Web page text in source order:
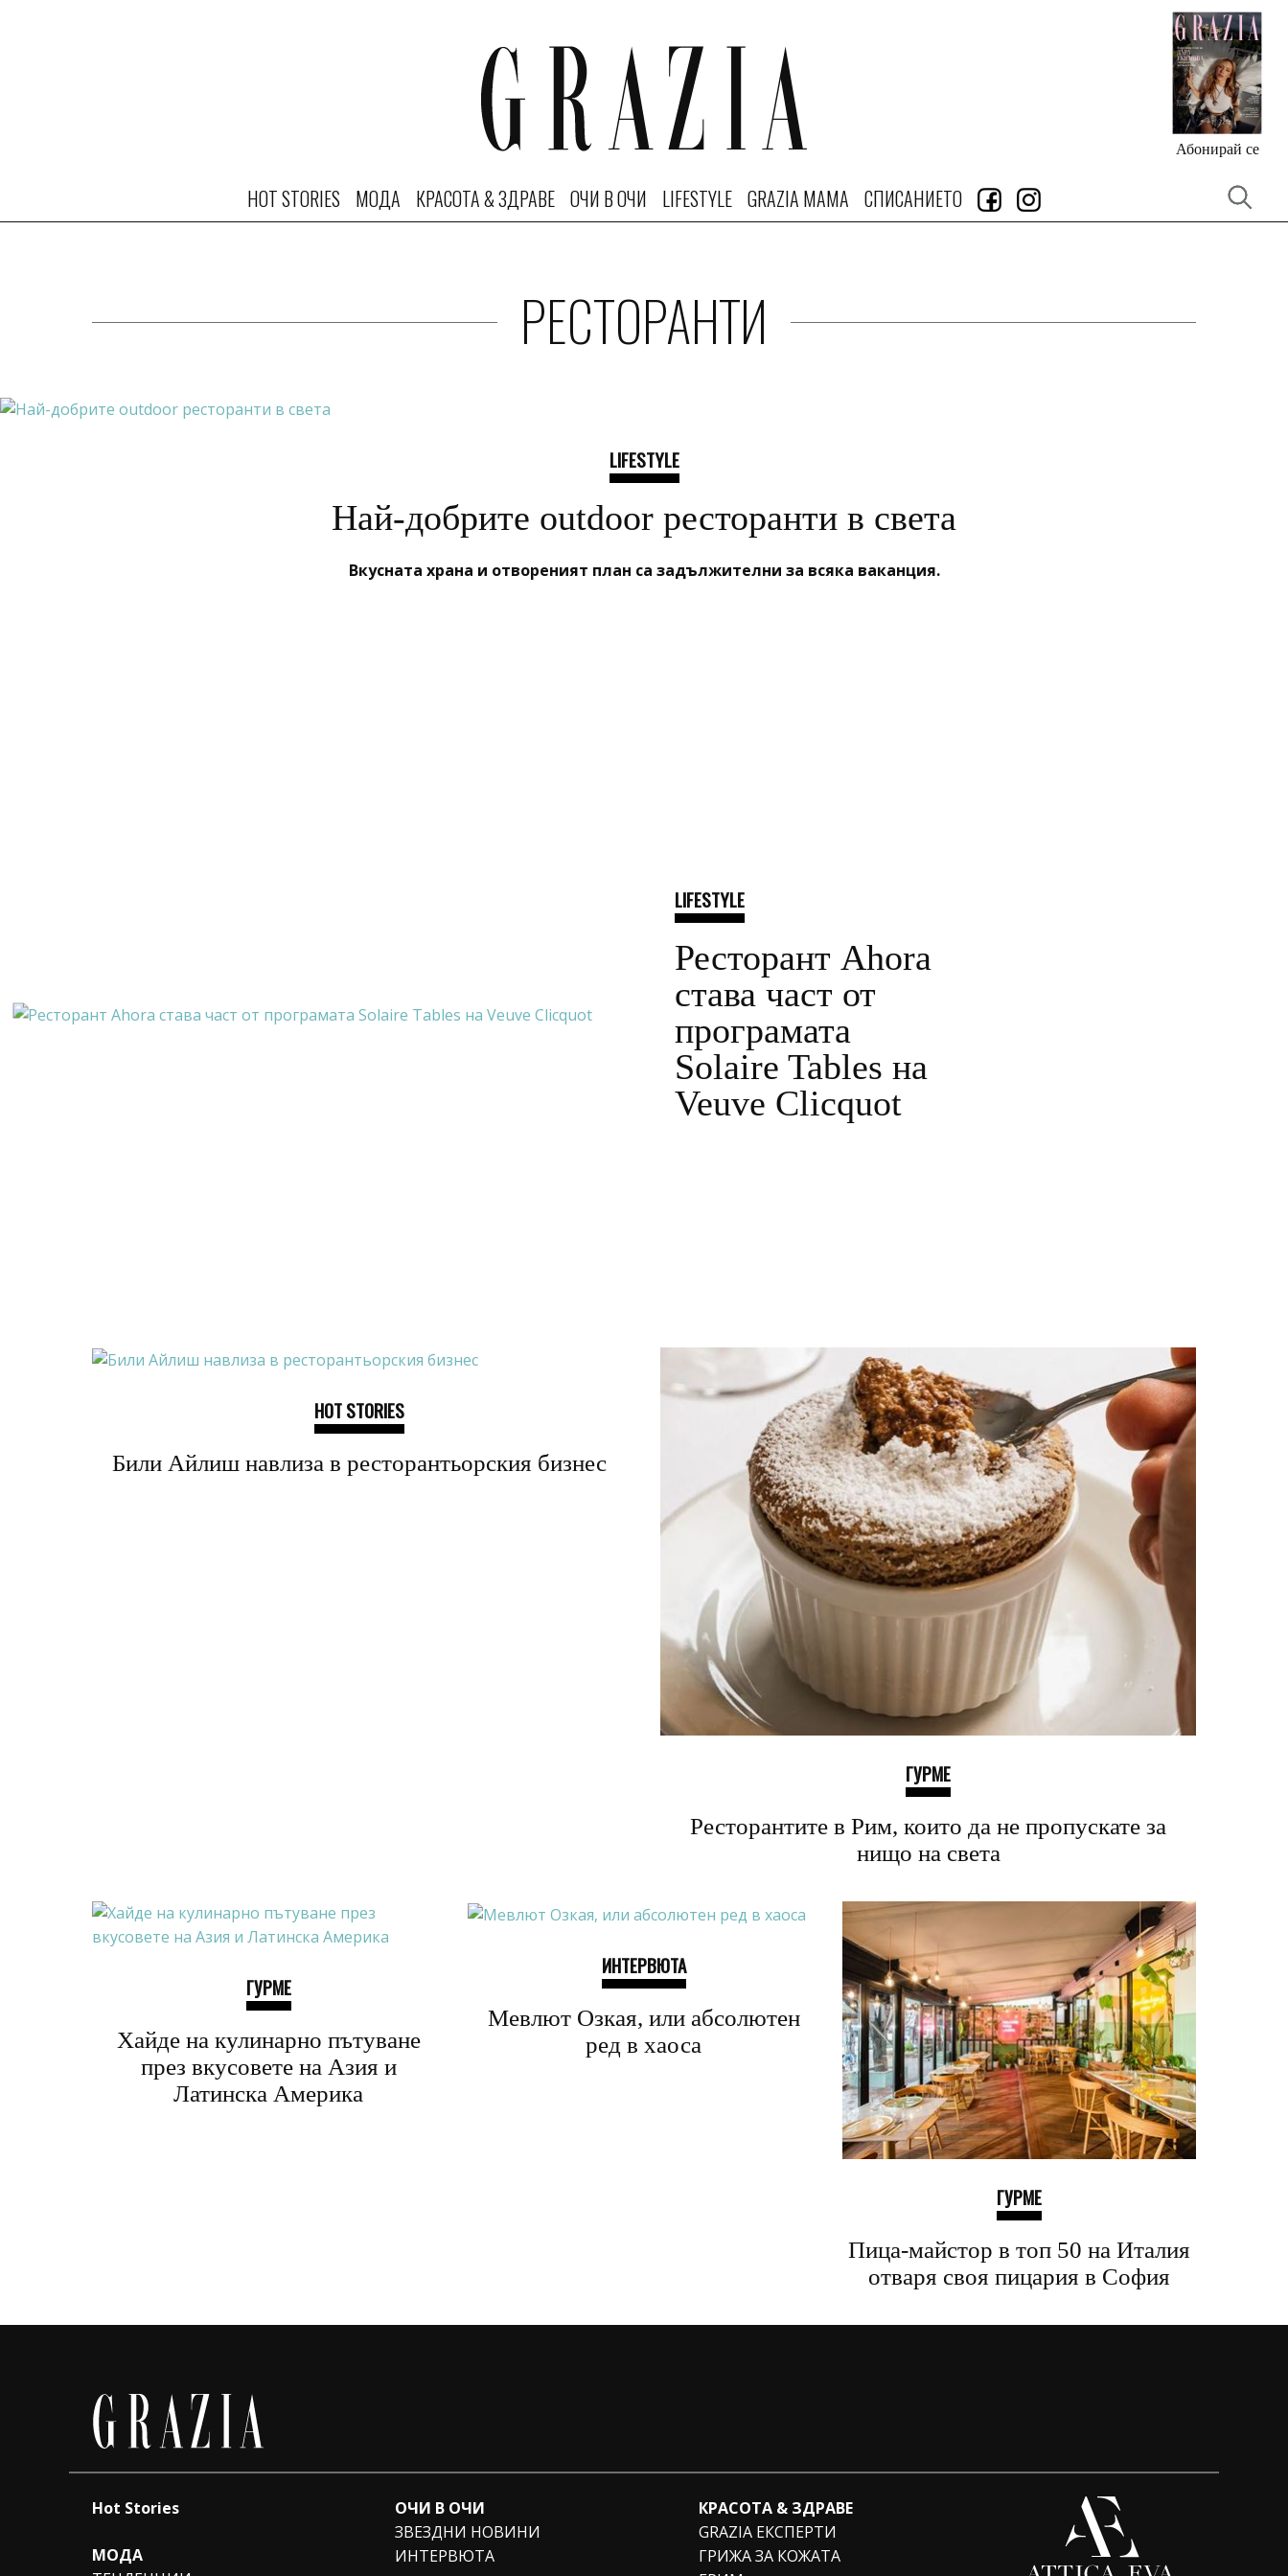
Абонирай се
HOT STORIES МОДА КРАСОТА & ЗДРАВЕ ОЧИ В ОЧИ LIFESTYLE GRAZIA MAMA СПИСАНИЕТО
РЕСТОРАНТИ
LIFESTYLE
Най-добрите outdoor ресторанти в света
Вкусната храна и отвореният план са задължителни за всяка ваканция.
LIFESTYLE
Ресторант Ahora
става част от
програмата
Solaire Tables на
Veuve Clicquot
HOT STORIES
Били Айлиш навлиза в ресторантьорския бизнес
ГУРМЕ
Ресторантите в Рим, които да не пропускате за
нищо на света
ГУРМЕ
Хайде на кулинарно пътуване
през вкусовете на Азия и
Латинска Америка
ИНТЕРВЮТА
Мевлют Озкая, или абсолютен
ред в хаоса
ГУРМЕ
Пица-майстор в топ 50 на Италия
отваря своя пицария в София
Hot Stories
МОДА
ОЧИ В ОЧИ
ЗВЕЗДНИ НОВИНИ
ИНТЕРВЮТА
КРАСОТА & ЗДРАВЕ
GRAZIA ЕКСПЕРТИ
ГРИЖА ЗА КОЖАТА